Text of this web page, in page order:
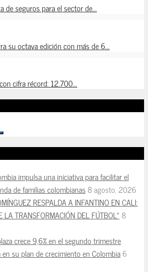
de seguros para el sector de...
su octava edición con más de 6...
cifra récord: 12.700...
impulsa una iniciativa para facilitar el
de familias colombianas8 agosto, 2026
RESPALDA A INFANTINO EN CALI:
LA TRANSFORMACIÓN DEL FÚTBOL» 8
crece 9,6% en el segundo trimestre
en su plan de crecimiento en Colombia6